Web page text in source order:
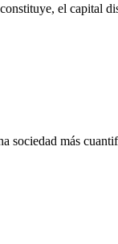
el capital
sociedad más